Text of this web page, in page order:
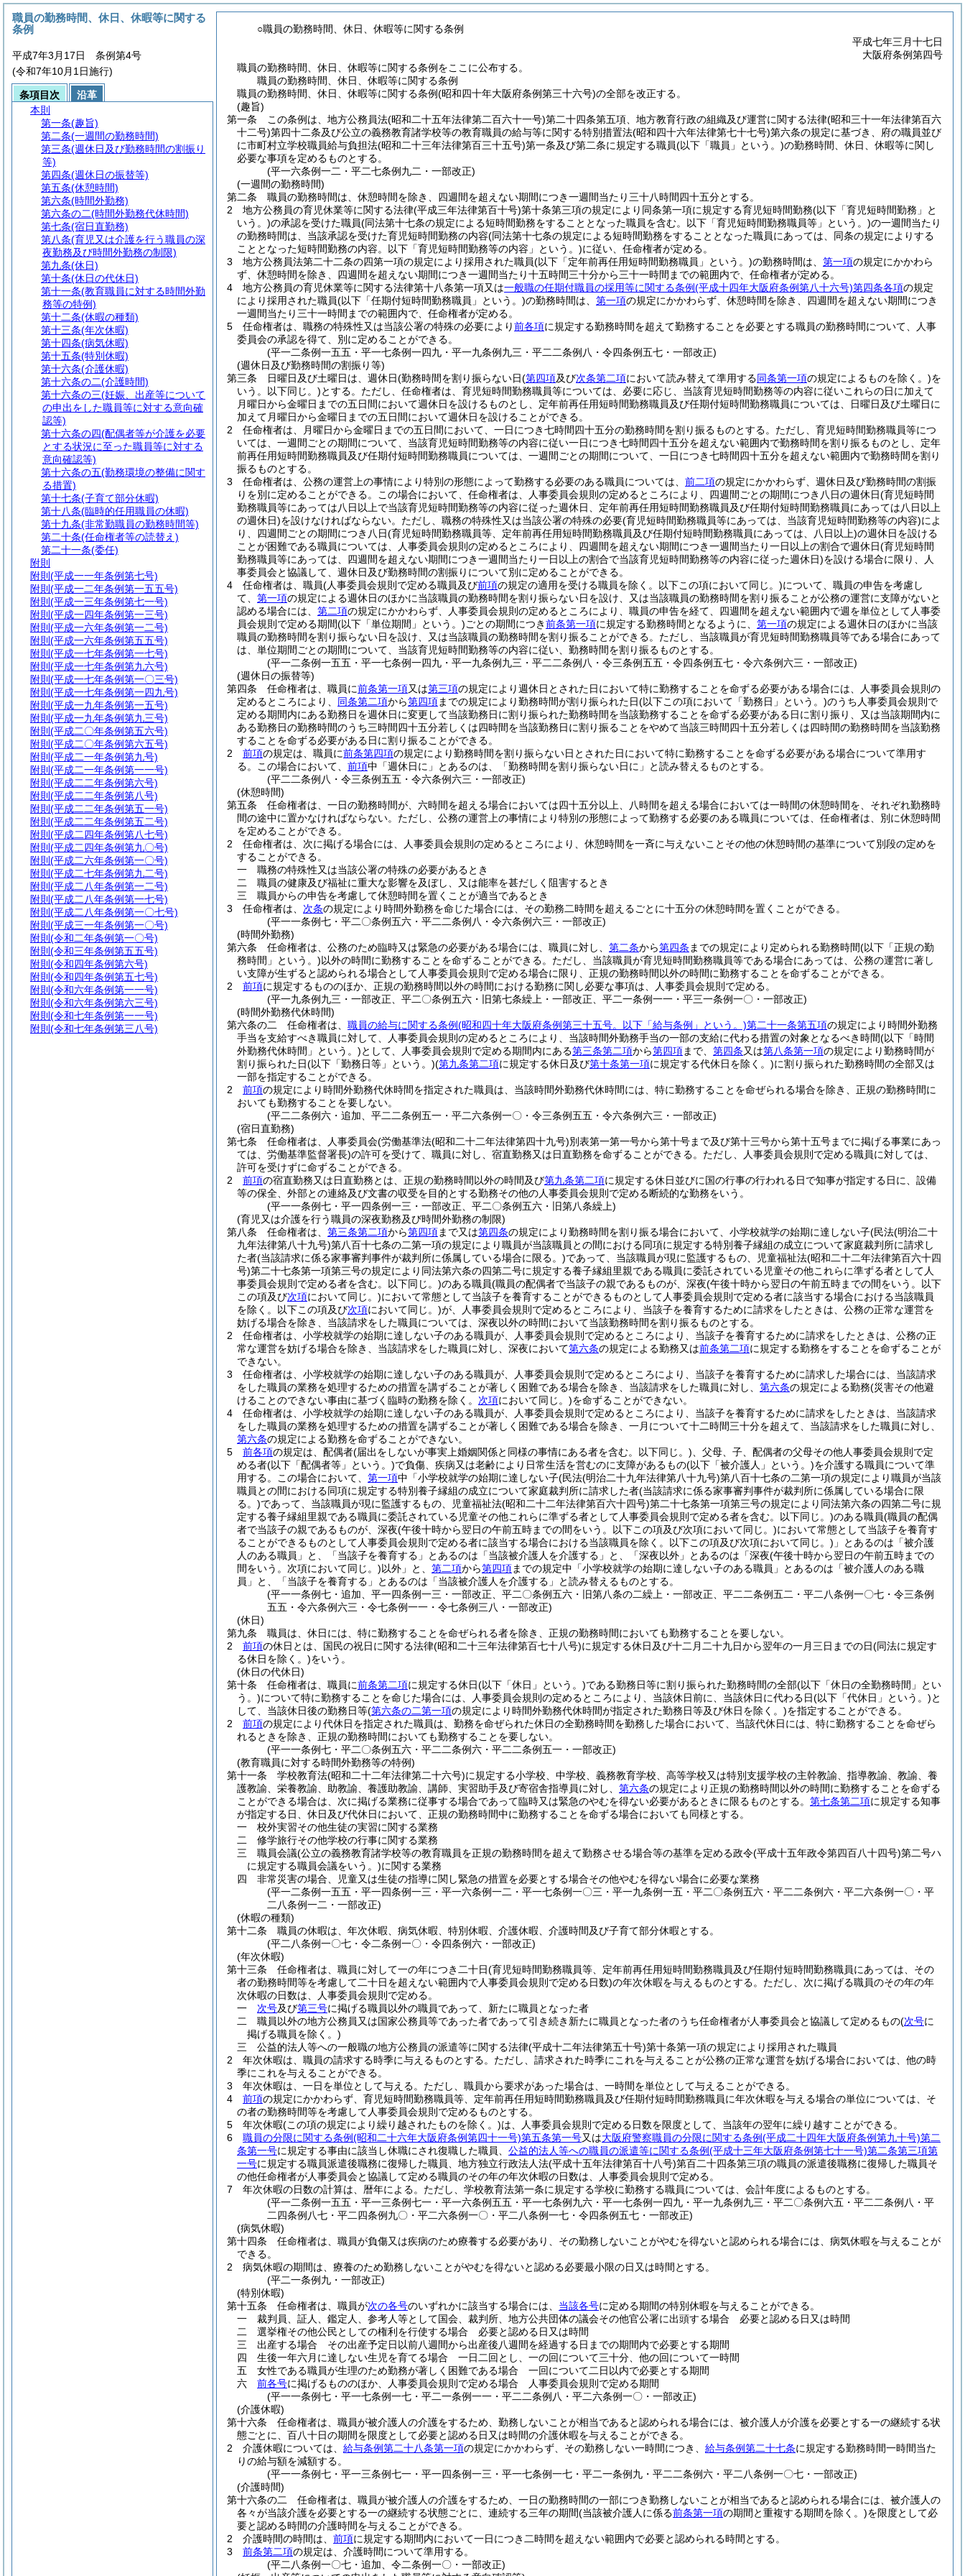
○職員の勤務時間、休日、休暇等に関する条例
平成七年三月十七日
大阪府条例第四号
職員の勤務時間、休日、休暇等に関する条例をここに公布する。
職員の勤務時間、休日、休暇等に関する条例
職員の勤務時間、休日、休暇等に関する条例(昭和四十年大阪府条例第三十六号)の全部を改正する。
(趣旨)
第一条
この条例は、地方公務員法(昭和二十五年法律第二百六十一号)第二十四条第五項、地方教育行政の組織及び運営に関する法律(昭和三十一年法律第百六
十二号)第四十二条及び公立の義務教育諸学校等の教育職員の給与等に関する特別措置法(昭和四十六年法律第七十七号)第六条の規定に基づき、府の職員並び
に市町村立学校職員給与負担法(昭和二十三年法律第百三十五号)第一条及び第二条に規定する職員(以下「職員」という。)の勤務時間、休日、休暇等に関し
必要な事項を定めるものとする。
(平一六条例一二・平二七条例九二・一部改正)
(一週間の勤務時間)
第二条
職員の勤務時間は、休憩時間を除き、四週間を超えない期間につき一週間当たり三十八時間四十五分とする。
2
地方公務員の育児休業等に関する法律(平成三年法律第百十号)第十条第三項の規定により同条第一項に規定する育児短時間勤務(以下「育児短時間勤務」と
いう。)の承認を受けた職員(同法第十七条の規定による短時間勤務をすることとなった職員を含む。以下「育児短時間勤務職員等」という。)の一週間当たり
の勤務時間は、当該承認を受けた育児短時間勤務の内容(同法第十七条の規定による短時間勤務をすることとなった職員にあっては、同条の規定によりする
こととなった短時間勤務の内容。以下「育児短時間勤務等の内容」という。)に従い、任命権者が定める。
3
地方公務員法第二十二条の四第一項の規定により採用された職員(以下「定年前再任用短時間勤務職員」という。)の勤務時間は、 第一項の規定にかかわら
ず、休憩時間を除き、四週間を超えない期間につき一週間当たり十五時間三十分から三十一時間までの範囲内で、任命権者が定める。
4
地方公務員の育児休業等に関する法律第十八条第一項又は一般職の任期付職員の採用等に関する条例(平成十四年大阪府条例第八十六号)第四条各項の規定
により採用された職員(以下「任期付短時間勤務職員」という。)の勤務時間は、 第一項の規定にかかわらず、休憩時間を除き、四週間を超えない期間につき
一週間当たり三十一時間までの範囲内で、任命権者が定める。
5
任命権者は、職務の特殊性又は当該公署の特殊の必要により前各項に規定する勤務時間を超えて勤務することを必要とする職員の勤務時間について、人事
委員会の承認を得て、別に定めることができる。
(平一二条例一五五・平一七条例一四九・平一九条例九三・平二二条例八・令四条例五七・一部改正)
(週休日及び勤務時間の割振り等)
第三条
日曜日及び土曜日は、週休日(勤務時間を割り振らない日(第四項及び次条第二項において読み替えて準用する同条第一項の規定によるものを除く。)を
いう。以下同じ。)とする。 ただし、任命権者は、育児短時間勤務職員等については、必要に応じ、当該育児短時間勤務等の内容に従いこれらの日に加えて
月曜日から金曜日までの五日間において週休日を設けるものとし、定年前再任用短時間勤務職員及び任期付短時間勤務職員については、日曜日及び土曜日に
加えて月曜日から金曜日までの五日間において週休日を設けることができる。
2
任命権者は、月曜日から金曜日までの五日間において、一日につき七時間四十五分の勤務時間を割り振るものとする。 ただし、育児短時間勤務職員等につ
いては、一週間ごとの期間について、当該育児短時間勤務等の内容に従い一日につき七時間四十五分を超えない範囲内で勤務時間を割り振るものとし、定年
前再任用短時間勤務職員及び任期付短時間勤務職員については、一週間ごとの期間について、一日につき七時間四十五分を超えない範囲内で勤務時間を割り
振るものとする。
3
任命権者は、公務の運営上の事情により特別の形態によって勤務する必要のある職員については、 前二項の規定にかかわらず、週休日及び勤務時間の割振
りを別に定めることができる。
この場合において、任命権者は、人事委員会規則の定めるところにより、四週間ごとの期間につき八日の週休日(育児短時間
勤務職員等にあっては八日以上で当該育児短時間勤務等の内容に従った週休日、定年前再任用短時間勤務職員及び任期付短時間勤務職員にあっては八日以上
の週休日)を設けなければならない。 ただし、職務の特殊性又は当該公署の特殊の必要(育児短時間勤務職員等にあっては、当該育児短時間勤務等の内容)によ
り、四週間ごとの期間につき八日(育児短時間勤務職員等、定年前再任用短時間勤務職員及び任期付短時間勤務職員にあっては、八日以上)の週休日を設ける
ことが困難である職員については、人事委員会規則の定めるところにより、四週間を超えない期間につき一週間当たり一日以上の割合で週休日(育児短時間
勤務職員等にあっては、四週間を超えない期間につき一週間当たり一日以上の割合で当該育児短時間勤務等の内容に従った週休日)を設ける場合に限り、人
事委員会と協議して、週休日及び勤務時間の割振りについて別に定めることができる。
4
任命権者は、職員(人事委員会規則で定める職員及び前項の規定の適用を受ける職員を除く。以下この項において同じ。)について、職員の申告を考慮し
て、 第一項の規定による週休日のほかに当該職員の勤務時間を割り振らない日を設け、又は当該職員の勤務時間を割り振ることが公務の運営に支障がないと
認める場合には、 第二項の規定にかかわらず、人事委員会規則の定めるところにより、職員の申告を経て、四週間を超えない範囲内で週を単位として人事委
員会規則で定める期間(以下「単位期間」という。)ごとの期間につき前条第一項に規定する勤務時間となるように、 第一項の規定による週休日のほかに当該
職員の勤務時間を割り振らない日を設け、又は当該職員の勤務時間を割り振ることができる。 ただし、当該職員が育児短時間勤務職員等である場合にあって
は、単位期間ごとの期間について、当該育児短時間勤務等の内容に従い、勤務時間を割り振るものとする。
(平一二条例一五五・平一七条例一四九・平一九条例九三・平二二条例八・令三条例五五・令四条例五七・令六条例六三・一部改正)
(週休日の振替等)
第四条
任命権者は、職員に前条第一項又は第三項の規定により週休日とされた日において特に勤務することを命ずる必要がある場合には、人事委員会規則の
定めるところにより、 同条第二項から第四項までの規定により勤務時間が割り振られた日(以下この項において「勤務日」という。)のうち人事委員会規則で
定める期間内にある勤務日を週休日に変更して当該勤務日に割り振られた勤務時間を当該勤務することを命ずる必要がある日に割り振り、又は当該期間内に
ある勤務日の勤務時間のうち三時間四十五分若しくは四時間を当該勤務日に割り振ることをやめて当該三時間四十五分若しくは四時間の勤務時間を当該勤務
することを命ずる必要がある日に割り振ることができる。
2
前項の規定は、職員に前条第四項の規定により勤務時間を割り振らない日とされた日において特に勤務することを命ずる必要がある場合について準用す
る。
この場合において、 前項中「週休日に」とあるのは、「勤務時間を割り振らない日に」と読み替えるものとする。
(平二二条例八・令三条例五五・令六条例六三・一部改正)
(休憩時間)
第五条
任命権者は、一日の勤務時間が、六時間を超える場合においては四十五分以上、八時間を超える場合においては一時間の休憩時間を、それぞれ勤務時
間の途中に置かなければならない。 ただし、公務の運営上の事情により特別の形態によって勤務する必要のある職員については、任命権者は、別に休憩時間
を定めることができる。
2
任命権者は、次に掲げる場合には、人事委員会規則の定めるところにより、休憩時間を一斉に与えないことその他の休憩時間の基準について別段の定めを
することができる。
一
職務の特殊性又は当該公署の特殊の必要があるとき
二
職員の健康及び福祉に重大な影響を及ぼし、又は能率を甚だしく阻害するとき
三
職員からの申告を考慮して休憩時間を置くことが適当であるとき
3
任命権者は、 次条の規定により時間外勤務を命じた場合には、その勤務二時間を超えるごとに十五分の休憩時間を置くことができる。
(平一一条例七・平二〇条例五六・平二二条例八・令六条例六三・一部改正)
(時間外勤務)
第六条
任命権者は、公務のため臨時又は緊急の必要がある場合には、職員に対し、 第二条から第四条 までの規定により定められる勤務時間(以下「正規の勤
務時間」という。)以外の時間に勤務することを命ずることができる。 ただし、当該職員が育児短時間勤務職員等である場合にあっては、公務の運営に著し
い支障が生ずると認められる場合として人事委員会規則で定める場合に限り、正規の勤務時間以外の時間に勤務することを命ずることができる。
2
前項に規定するもののほか、正規の勤務時間以外の時間における勤務に関し必要な事項は、人事委員会規則で定める。
(平一九条例九三・一部改正、平二〇条例五六・旧第七条繰上・一部改正、平二一条例一一・平三一条例一〇・一部改正)
(時間外勤務代休時間)
第六条の二
任命権者は、 職員の給与に関する条例(昭和四十年大阪府条例第三十五号。以下「給与条例」という。)第二十一条第五項の規定により時間外勤務
手当を支給すべき職員に対して、人事委員会規則の定めるところにより、当該時間外勤務手当の一部の支給に代わる措置の対象となるべき時間(以下「時間
外勤務代休時間」という。)として、人事委員会規則で定める期間内にある第三条第二項から第四項まで、 第四条又は第八条第一項の規定により勤務時間が
割り振られた日(以下「勤務日等」という。)(第九条第二項に規定する休日及び第十条第一項に規定する代休日を除く。)に割り振られた勤務時間の全部又は
一部を指定することができる。
2
前項の規定により時間外勤務代休時間を指定された職員は、当該時間外勤務代休時間には、特に勤務することを命ぜられる場合を除き、正規の勤務時間に
おいても勤務することを要しない。
(平二二条例六・追加、平二二条例五一・平二六条例一〇・令三条例五五・令六条例六三・一部改正)
(宿日直勤務)
第七条
任命権者は、人事委員会(労働基準法(昭和二十二年法律第四十九号)別表第一第一号から第十号まで及び第十三号から第十五号までに掲げる事業にあっ
ては、労働基準監督署長)の許可を受けて、職員に対し、宿直勤務又は日直勤務を命ずることができる。 ただし、人事委員会規則で定める職員に対しては、
許可を受けずに命ずることができる。
2
前項の宿直勤務又は日直勤務とは、正規の勤務時間以外の時間及び第九条第二項に規定する休日並びに国の行事の行われる日で知事が指定する日に、設備
等の保全、外部との連絡及び文書の収受を目的とする勤務その他の人事委員会規則で定める断続的な勤務をいう。
(平一一条例七・平一四条例一三・一部改正、平二〇条例五六・旧第八条繰上)
(育児又は介護を行う職員の深夜勤務及び時間外勤務の制限)
第八条
任命権者は、 第三条第二項から第四項まで又は第四条の規定により勤務時間を割り振る場合において、小学校就学の始期に達しない子(民法(明治二十
九年法律第八十九号)第八百十七条の二第一項の規定により職員が当該職員との間における同項に規定する特別養子縁組の成立について家庭裁判所に請求し
た者(当該請求に係る家事審判事件が裁判所に係属している場合に限る。)であって、当該職員が現に監護するもの、児童福祉法(昭和二十二年法律第百六十四
号)第二十七条第一項第三号の規定により同法第六条の四第二号に規定する養子縁組里親である職員に委託されている児童その他これらに準ずる者として人
事委員会規則で定める者を含む。以下同じ。)のある職員(職員の配偶者で当該子の親であるものが、深夜(午後十時から翌日の午前五時までの間をいう。以下
この項及び次項において同じ。)において常態として当該子を養育することができるものとして人事委員会規則で定める者に該当する場合における当該職員
を除く。以下この項及び次項において同じ。)が、人事委員会規則で定めるところにより、当該子を養育するために請求をしたときは、公務の正常な運営を
妨げる場合を除き、当該請求をした職員については、深夜以外の時間において当該勤務時間を割り振るものとする。
2
任命権者は、小学校就学の始期に達しない子のある職員が、人事委員会規則で定めるところにより、当該子を養育するために請求をしたときは、公務の正
常な運営を妨げる場合を除き、当該請求をした職員に対し、深夜において第六条の規定による勤務又は前条第二項に規定する勤務をすることを命ずることが
できない。
3
任命権者は、小学校就学の始期に達しない子のある職員が、人事委員会規則で定めるところにより、当該子を養育するために請求した場合には、当該請求
をした職員の業務を処理するための措置を講ずることが著しく困難である場合を除き、当該請求をした職員に対し、 第六条の規定による勤務(災害その他避
けることのできない事由に基づく臨時の勤務を除く。 次項において同じ。)を命ずることができない。
4
任命権者は、小学校就学の始期に達しない子のある職員が、人事委員会規則で定めるところにより、当該子を養育するために請求をしたときは、当該請求
をした職員の業務を処理するための措置を講ずることが著しく困難である場合を除き、一月について十二時間三十分を超えて、当該請求をした職員に対し、
第六条の規定による勤務を命ずることができない。
5
前各項の規定は、配偶者(届出をしないが事実上婚姻関係と同様の事情にある者を含む。以下同じ。) 、父母、子、配偶者の父母その他人事委員会規則で定
める者(以下「配偶者等」という。)で負傷、疾病又は老齢により日常生活を営むのに支障があるもの(以下「被介護人」という。)を介護する職員について準
用する。
この場合において、 第一項中「小学校就学の始期に達しない子(民法(明治二十九年法律第八十九号)第八百十七条の二第一項の規定により職員が当該
職員との間における同項に規定する特別養子縁組の成立について家庭裁判所に請求した者(当該請求に係る家事審判事件が裁判所に係属している場合に限
る。)であって、当該職員が現に監護するもの、児童福祉法(昭和二十二年法律第百六十四号)第二十七条第一項第三号の規定により同法第六条の四第二号に規
定する養子縁組里親である職員に委託されている児童その他これらに準ずる者として人事委員会規則で定める者を含む。以下同じ。)のある職員(職員の配偶
者で当該子の親であるものが、深夜(午後十時から翌日の午前五時までの間をいう。以下この項及び次項において同じ。)において常態として当該子を養育す
ることができるものとして人事委員会規則で定める者に該当する場合における当該職員を除く。以下この項及び次項において同じ。) 」とあるのは「被介護
人のある職員」と、「当該子を養育する」とあるのは「当該被介護人を介護する」と、「深夜以外」とあるのは「深夜(午後十時から翌日の午前五時までの
間をいう。次項において同じ。)以外」と、 第二項から第四項までの規定中「小学校就学の始期に達しない子のある職員」とあるのは「被介護人のある職
員」と、「当該子を養育する」とあるのは「当該被介護人を介護する」と読み替えるものとする。
(平一一条例七・追加、平一四条例一三・一部改正、平二〇条例五六・旧第八条の二繰上・一部改正、平二二条例五二・平二八条例一〇七・令三条例
五五・令六条例六三・令七条例一一・令七条例三八・一部改正)
(休日)
第九条
職員は、休日には、特に勤務することを命ぜられる者を除き、正規の勤務時間においても勤務することを要しない。
2
前項の休日とは、国民の祝日に関する法律(昭和二十三年法律第百七十八号)に規定する休日及び十二月二十九日から翌年の一月三日までの日(同法に規定す
る休日を除く。)をいう。
(休日の代休日)
第十条
任命権者は、職員に前条第二項に規定する休日(以下「休日」という。)である勤務日等に割り振られた勤務時間の全部(以下「休日の全勤務時間」とい
う。)について特に勤務することを命じた場合には、人事委員会規則の定めるところにより、当該休日前に、当該休日に代わる日(以下「代休日」という。)と
して、当該休日後の勤務日等(第六条の二第一項の規定により時間外勤務代休時間が指定された勤務日等及び休日を除く。)を指定することができる。
2
前項の規定により代休日を指定された職員は、勤務を命ぜられた休日の全勤務時間を勤務した場合において、当該代休日には、特に勤務することを命ぜら
れるときを除き、正規の勤務時間においても勤務することを要しない。
(平一一条例七・平二〇条例五六・平二二条例六・平二二条例五一・一部改正)
(教育職員に対する時間外勤務等の特例)
第十一条
学校教育法(昭和二十二年法律第二十六号)に規定する小学校、中学校、義務教育学校、高等学校又は特別支援学校の主幹教諭、指導教諭、教諭、養
護教諭、栄養教諭、助教諭、養護助教諭、講師、実習助手及び寄宿舎指導員に対し、 第六条の規定により正規の勤務時間以外の時間に勤務することを命ずる
ことができる場合は、次に掲げる業務に従事する場合であって臨時又は緊急のやむを得ない必要があるときに限るものとする。 第七条第二項に規定する知事
が指定する日、休日及び代休日において、正規の勤務時間中に勤務することを命ずる場合においても同様とする。
一
校外実習その他生徒の実習に関する業務
二
修学旅行その他学校の行事に関する業務
三
職員会議(公立の義務教育諸学校等の教育職員を正規の勤務時間を超えて勤務させる場合等の基準を定める政令(平成十五年政令第四百八十四号)第二号ハ
に規定する職員会議をいう。)に関する業務
四
非常災害の場合、児童又は生徒の指導に関し緊急の措置を必要とする場合その他やむを得ない場合に必要な業務
(平一二条例一五五・平一四条例一三・平一六条例一二・平一七条例一〇三・平一九条例一五・平二〇条例五六・平二二条例六・平二六条例一〇・平
二八条例一二・一部改正)
(休暇の種類)
第十二条
職員の休暇は、年次休暇、病気休暇、特別休暇、介護休暇、介護時間及び子育て部分休暇とする。
(平二八条例一〇七・令二条例一〇・令四条例六・一部改正)
(年次休暇)
第十三条
任命権者は、職員に対して一の年につき二十日(育児短時間勤務職員等、定年前再任用短時間勤務職員及び任期付短時間勤務職員にあっては、その
者の勤務時間等を考慮して二十日を超えない範囲内で人事委員会規則で定める日数)の年次休暇を与えるものとする。 ただし、次に掲げる職員のその年の年
次休暇の日数は、人事委員会規則で定める。
一
次号及び第三号に掲げる職員以外の職員であって、新たに職員となった者
二
職員以外の地方公務員又は国家公務員等であった者であって引き続き新たに職員となった者のうち任命権者が人事委員会と協議して定めるもの(次号に
掲げる職員を除く。)
三
公益的法人等への一般職の地方公務員の派遣等に関する法律(平成十二年法律第五十号)第十条第一項の規定により採用された職員
2
年次休暇は、職員の請求する時季に与えるものとする。 ただし、請求された時季にこれを与えることが公務の正常な運営を妨げる場合においては、他の時
季にこれを与えることができる。
3
年次休暇は、一日を単位として与える。 ただし、職員から要求があった場合は、一時間を単位として与えることができる。
4
前項の規定にかかわらず、育児短時間勤務職員等、定年前再任用短時間勤務職員及び任期付短時間勤務職員に年次休暇を与える場合の単位については、そ
の者の勤務時間等を考慮して人事委員会規則で定めるものとする。
5
年次休暇(この項の規定により繰り越されたものを除く。)は、人事委員会規則で定める日数を限度として、当該年の翌年に繰り越すことができる。
6
職員の分限に関する条例(昭和二十六年大阪府条例第四十一号)第五条第一号又は大阪府警察職員の分限に関する条例(平成二十四年大阪府条例第九十号)第二
条第一号に規定する事由に該当し休職にされ復職した職員、 公益的法人等への職員の派遣等に関する条例(平成十三年大阪府条例第七十一号)第二条第三項第
一号に規定する職員派遣後職務に復帰した職員、地方独立行政法人法(平成十五年法律第百十八号)第百二十四条第三項の職員の派遣後職務に復帰した職員そ
の他任命権者が人事委員会と協議して定める職員のその年の年次休暇の日数は、人事委員会規則で定める。
7
年次休暇の日数の計算は、暦年による。 ただし、学校教育法第一条に規定する学校に勤務する職員については、会計年度によるものとする。
(平一二条例一五五・平一三条例七一・平一六条例五五・平一七条例九六・平一七条例一四九・平一九条例九三・平二〇条例六五・平二二条例八・平
二四条例八七・平二四条例九〇・平二六条例一〇・平二八条例一七・令四条例五七・一部改正)
(病気休暇)
第十四条
任命権者は、職員が負傷又は疾病のため療養する必要があり、その勤務しないことがやむを得ないと認められる場合には、病気休暇を与えることが
できる。
2
病気休暇の期間は、療養のため勤務しないことがやむを得ないと認める必要最小限の日又は時間とする。
(平二一条例九・一部改正)
(特別休暇)
第十五条
任命権者は、職員が次の各号のいずれかに該当する場合には、 当該各号に定める期間の特別休暇を与えることができる。
一
裁判員、証人、鑑定人、参考人等として国会、裁判所、地方公共団体の議会その他官公署に出頭する場合 必要と認める日又は時間
二
選挙権その他公民としての権利を行使する場合 必要と認める日又は時間
三
出産する場合 その出産予定日以前八週間から出産後八週間を経過する日までの期間内で必要とする期間
四
生後一年六月に達しない生児を育てる場合 一日二回とし、一の回について三十分、他の回について一時間
五
女性である職員が生理のため勤務が著しく困難である場合 一回について二日以内で必要とする期間
六
前各号に掲げるもののほか、人事委員会規則で定める場合 人事委員会規則で定める期間
(平一一条例七・平一七条例一七・平二一条例一一・平二二条例八・平二六条例一〇・一部改正)
(介護休暇)
第十六条
任命権者は、職員が被介護人の介護をするため、勤務しないことが相当であると認められる場合には、被介護人が介護を必要とする一の継続する状
態ごとに、百八十日の期間を限度として必要と認める日又は時間の介護休暇を与えることができる。
2
介護休暇については、 給与条例第二十八条第一項の規定にかかわらず、その勤務しない一時間につき、 給与条例第二十七条に規定する勤務時間一時間当た
りの給与額を減額する。
(平一一条例七・平一三条例七一・平一四条例一三・平一七条例一七・平二一条例九・平二二条例六・平二八条例一〇七・一部改正)
(介護時間)
第十六条の二
任命権者は、職員が被介護人の介護をするため、一日の勤務時間の一部につき勤務しないことが相当であると認められる場合には、被介護人の
各々が当該介護を必要とする一の継続する状態ごとに、連続する三年の期間(当該被介護人に係る前条第一項の期間と重複する期間を除く。)を限度として必
要と認める時間の介護時間を与えることができる。
2
介護時間の時間は、 前項に規定する期間内において一日につき二時間を超えない範囲内で必要と認められる時間とする。
3
前条第二項の規定は、介護時間について準用する。
(平二八条例一〇七・追加、令二条例一〇・一部改正)
職員の勤務時間、休日、休暇等に関する
条例
平成7年3月17日 条例第4号
(令和7年10月1日施行)
条項目次
沿革
本則
第一条(趣旨)
第二条(一週間の勤務時間)
第三条(週休日及び勤務時間の割振り
等)
第四条(週休日の振替等)
第五条(休憩時間)
第六条(時間外勤務)
第六条の二(時間外勤務代休時間)
第七条(宿日直勤務)
第八条(育児又は介護を行う職員の深
夜勤務及び時間外勤務の制限)
第九条(休日)
第十条(休日の代休日)
第十一条(教育職員に対する時間外勤
務等の特例)
第十二条(休暇の種類)
第十三条(年次休暇)
第十四条(病気休暇)
第十五条(特別休暇)
第十六条(介護休暇)
第十六条の二(介護時間)
第十六条の三(妊娠、出産等について
の申出をした職員等に対する意向確
認等)
第十六条の四(配偶者等が介護を必要
とする状況に至った職員等に対する
意向確認等)
第十六条の五(勤務環境の整備に関す
る措置)
第十七条(子育て部分休暇)
第十八条(臨時的任用職員の休暇)
第十九条(非常勤職員の勤務時間等)
第二十条(任命権者等の読替え)
第二十一条(委任)
附則
附則 (平成一一年条例第七号)
附則 (平成一二年条例第一五五号)
附則 (平成一三年条例第七一号)
附則 (平成一四年条例第一三号)
附則 (平成一六年条例第一二号)
附則 (平成一六年条例第五五号)
附則 (平成一七年条例第一七号)
附則 (平成一七年条例第九六号)
附則 (平成一七年条例第一〇三号)
附則 (平成一七年条例第一四九号)
附則 (平成一九年条例第一五号)
附則 (平成一九年条例第九三号)
附則 (平成二〇年条例第五六号)
附則 (平成二〇年条例第六五号)
附則 (平成二一年条例第九号)
附則 (平成二一年条例第一一号)
附則 (平成二二年条例第六号)
附則 (平成二二年条例第八号)
附則 (平成二二年条例第五一号)
附則 (平成二二年条例第五二号)
附則 (平成二四年条例第八七号)
附則 (平成二四年条例第九〇号)
附則 (平成二六年条例第一〇号)
附則 (平成二七年条例第九二号)
附則 (平成二八年条例第一二号)
附則 (平成二八年条例第一七号)
附則 (平成二八年条例第一〇七号)
附則 (平成三一年条例第一〇号)
附則 (令和二年条例第一〇号)
附則 (令和三年条例第五五号)
附則 (令和四年条例第六号)
附則 (令和四年条例第五七号)
附則 (令和六年条例第一一号)
附則 (令和六年条例第六三号)
附則 (令和七年条例第一一号)
附則 (令和七年条例第三八号)